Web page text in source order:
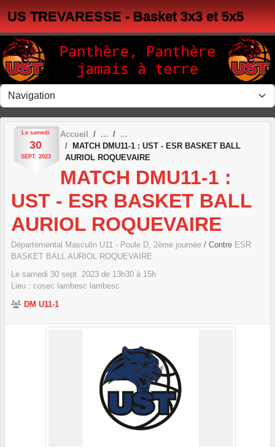
US TREVARESSE - Basket 3x3 et 5x5
Le samedi
30
SEPT. 2023
Accueil
MATCH DMU11-1 : UST - ESR BASKET BALL
AURIOL ROQUEVAIRE
MATCH DMU11-1 :
UST - ESR BASKET BALL
AURIOL ROQUEVAIRE
Départemental Masculin U11 - Poule D, 2ème journée / Contre ESR
BASKET BALL AURIOL ROQUEVAIRE
Le samedi 30 sept. 2023 de 13h30 à 15h
Lieu : cosec lambesc lambesc
DM U11-1